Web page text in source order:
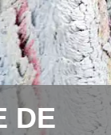
DE